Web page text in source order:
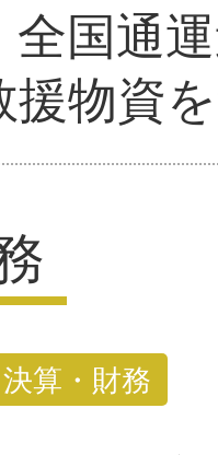
全国通
援物資
決算・財務